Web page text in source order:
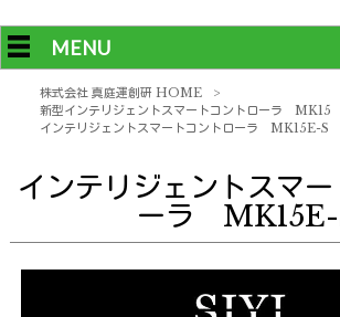
MENU
株式会社 真庭運創研 HOME
>
新型インテリジェントスマートコントローラ MK15
インテリジェントスマートコントローラ MK15E-S
インテリジェントスマ
ーラ MK15E-